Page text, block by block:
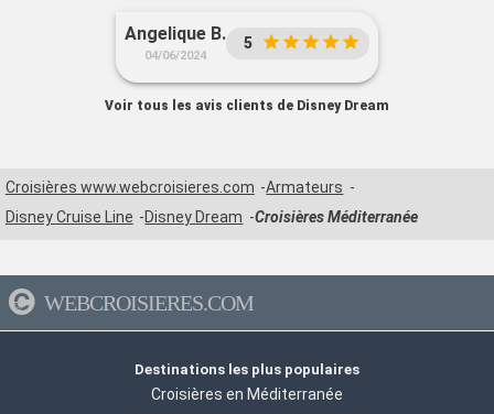
Angelique B.
04/06/2024
5
Voir tous les avis clients de Disney Dream
Croisières www.webcroisieres.com
Armateurs
Disney Cruise Line
Disney Dream Croisières Méditerranée
WEBCROISIERES.COM
Destinations les plus populaires
Croisières en Méditerranée